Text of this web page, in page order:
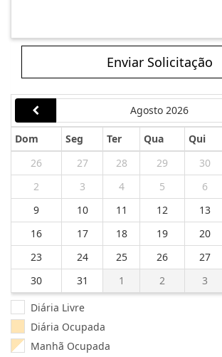
Enviar Solicitação
Agosto 2026
Dom Seg Ter Qua Qui
26
27 28 29 30
2
3 4 5 6
9
10 11 12 13
16
17 18 19 20
23
24 25 26 27
30
31 1 2 3
Diária Livre
Diária Ocupada
Manhã Ocupada